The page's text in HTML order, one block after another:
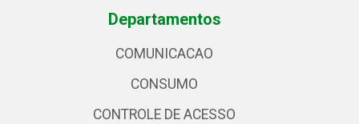
Departamentos
COMUNICACAO
CONSUMO
CONTROLE DE ACESSO